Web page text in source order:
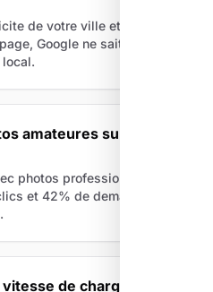
de votre ville et code
Google ne sait pas où
amateures sur
photos professionnelles
et 42% de demandes
de chargement